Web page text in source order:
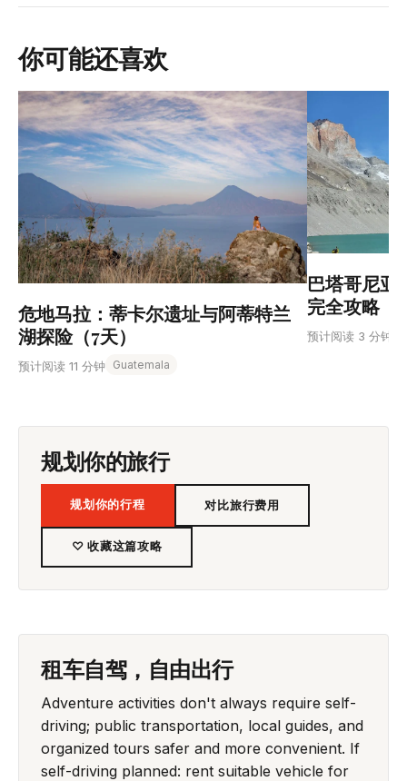
你可能还喜欢
危地马拉：蒂卡尔遗址与阿蒂特兰
湖探险（7天）
预计阅读 11 分钟 Guatemala
巴塔哥尼亚
完全攻略
预计阅读 3 分钟
规划你的旅行
规划你的行程 对比旅行费用
♡ 收藏这篇攻略
租车自驾，自由出行
Adventure activities don't always require self-
driving; public transportation, local guides, and
organized tours safer and more convenient. If
self-driving planned: rent suitable vehicle for